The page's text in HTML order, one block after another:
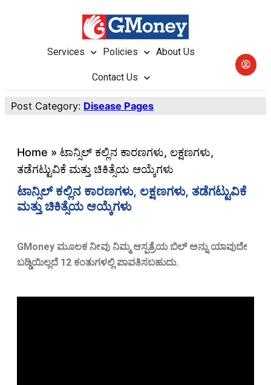
Services Policies About Us
Contact Us
Post Category: Disease Pages
Home » ಟಾನ್ಸಿಲ್ ಕಲ್ಲಿನ ಕಾರಣಗಳು, ಲಕ್ಷಣಗಳು,
ತಡೆಗಟ್ಟುವಿಕೆ ಮತ್ತು ಚಿಕಿತ್ಸೆಯ ಆಯ್ಕೆಗಳು
ಟಾನ್ಸಿಲ್ ಕಲ್ಲಿನ ಕಾರಣಗಳು, ಲಕ್ಷಣಗಳು, ತಡೆಗಟ್ಟುವಿಕೆ
ಮತ್ತು ಚಿಕಿತ್ಸೆಯ ಆಯ್ಕೆಗಳು
GMoney ಮೂಲಕ ನೀವು ನಿಮ್ಮ ಆಸ್ಪತ್ರೆಯ ಬಿಲ್ ಅನ್ನು ಯಾವುದೇ
ಬಡ್ಡಿಯಿಲ್ಲದೆ 12 ಕಂತುಗಳಲ್ಲಿ ಪಾವತಿಸಬಹುದು.